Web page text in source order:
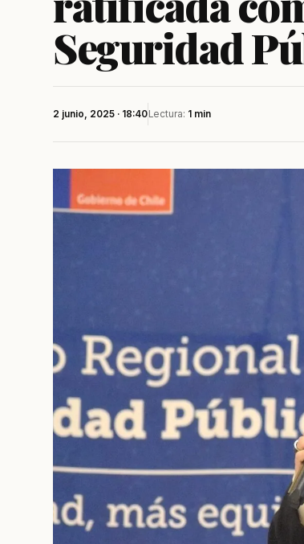
Seguridad
2 junio, 2025 · 18:40Lectura: 1 min